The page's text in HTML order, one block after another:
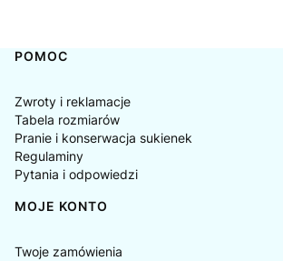
Linki w stopce
POMOC
Zwroty i reklamacje
Tabela rozmiarów
Pranie i konserwacja sukienek
Regulaminy
Pytania i odpowiedzi
MOJE KONTO
Twoje zamówienia